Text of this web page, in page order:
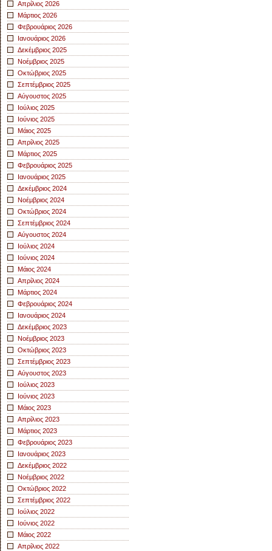
Απρίλιος 2026
Μάρτιος 2026
Φεβρουάριος 2026
Ιανουάριος 2026
Δεκέμβριος 2025
Νοέμβριος 2025
Οκτώβριος 2025
Σεπτέμβριος 2025
Αύγουστος 2025
Ιούλιος 2025
Ιούνιος 2025
Μάιος 2025
Απρίλιος 2025
Μάρτιος 2025
Φεβρουάριος 2025
Ιανουάριος 2025
Δεκέμβριος 2024
Νοέμβριος 2024
Οκτώβριος 2024
Σεπτέμβριος 2024
Αύγουστος 2024
Ιούλιος 2024
Ιούνιος 2024
Μάιος 2024
Απρίλιος 2024
Μάρτιος 2024
Φεβρουάριος 2024
Ιανουάριος 2024
Δεκέμβριος 2023
Νοέμβριος 2023
Οκτώβριος 2023
Σεπτέμβριος 2023
Αύγουστος 2023
Ιούλιος 2023
Ιούνιος 2023
Μάιος 2023
Απρίλιος 2023
Μάρτιος 2023
Φεβρουάριος 2023
Ιανουάριος 2023
Δεκέμβριος 2022
Νοέμβριος 2022
Οκτώβριος 2022
Σεπτέμβριος 2022
Ιούλιος 2022
Ιούνιος 2022
Μάιος 2022
Απρίλιος 2022